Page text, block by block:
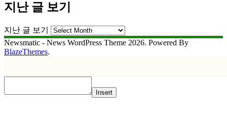
지난 글 보기
지난 글 보기
Newsmatic - News WordPress Theme 2026. Powered By
BlazeThemes.
Insert